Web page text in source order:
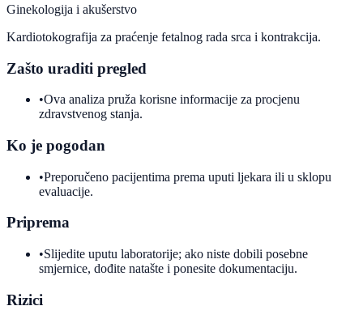
Ginekologija i akušerstvo
Kardiotokografija za praćenje fetalnog rada srca i kontrakcija.
Zašto uraditi pregled
•Ova analiza pruža korisne informacije za procjenu
zdravstvenog stanja.
Ko je pogodan
•Preporučeno pacijentima prema uputi ljekara ili u sklopu
evaluacije.
Priprema
•Slijedite uputu laboratorije; ako niste dobili posebne
smjernice, dođite natašte i ponesite dokumentaciju.
Rizici